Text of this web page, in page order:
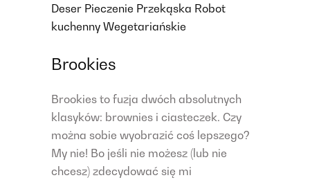
Deser Pieczenie Przekąska Robot
kuchenny Wegetariańskie
Brookies
Brookies to fuzja dwóch absolutnych
klasyków: brownies i ciasteczek. Czy
można sobie wyobrazić coś lepszego?
My nie! Bo jeśli nie możesz (lub nie
chcesz) zdecydować się mi